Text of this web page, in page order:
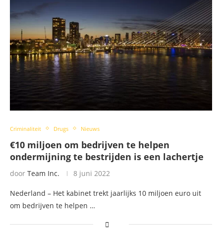
Criminaliteit Drugs Nieuws
€10 miljoen om bedrijven te helpen
ondermijning te bestrijden is een lachertje
door Team Inc. 8 juni 2022
Nederland – Het kabinet trekt jaarlijks 10 miljoen euro uit
om bedrijven te helpen …